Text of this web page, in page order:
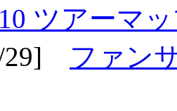
ツアーマ
29] ファン